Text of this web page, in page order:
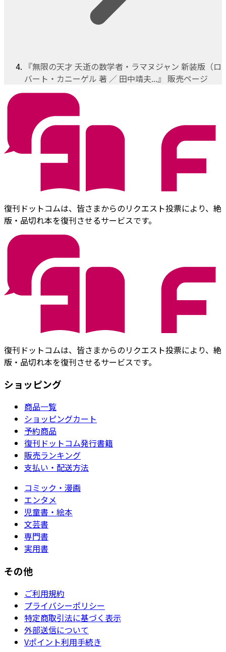
『無限の天才 夭逝の数学者・ラマヌジャン 新装版（ロ
バート・カニーゲル 著 ／ 田中靖夫...』 販売ページ
復刊ドットコムは、皆さまからのリクエスト投票により、絶
版・品切れ本を復刊させるサービスです。
復刊ドットコムは、皆さまからのリクエスト投票により、絶
版・品切れ本を復刊させるサービスです。
ショッピング
商品一覧
ショッピングカート
予約商品
復刊ドットコム発行書籍
販売ランキング
支払い・配送方法
コミック・漫画
エンタメ
児童書・絵本
文芸書
専門書
実用書
その他
ご利用規約
プライバシーポリシー
特定商取引法に基づく表示
外部送信について
Vポイント利用手続き